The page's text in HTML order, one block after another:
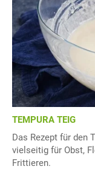
TEMPURA TEIG
Das Rezept für den
vielseitig für Obst,
Frittieren.